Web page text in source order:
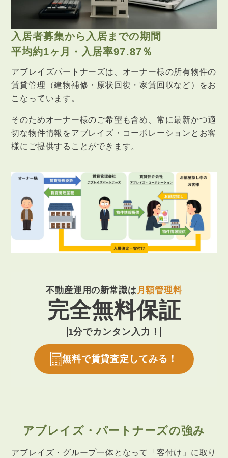
入居者募集から入居までの期間
平均約1ヶ月・入居率97.87％
アブレイズパートナーズは、オーナー様の所有物件の
賃貸管理（建物補修・原状回復・家賃回収など）をお
こなっています。
そのためオーナー様のご希望も含め、常に最新かつ適
切な物件情報をアブレイズ・コーポレーションとお客
様にご提供することができます。
不動産運用の新常識は月額管理料
完全無料保証
1分でカンタン入力！
無料で賃貸査定してみる！
アブレイズ・パートナーズの強み
アブレイズ・グループ一体となって「客付け」に取り